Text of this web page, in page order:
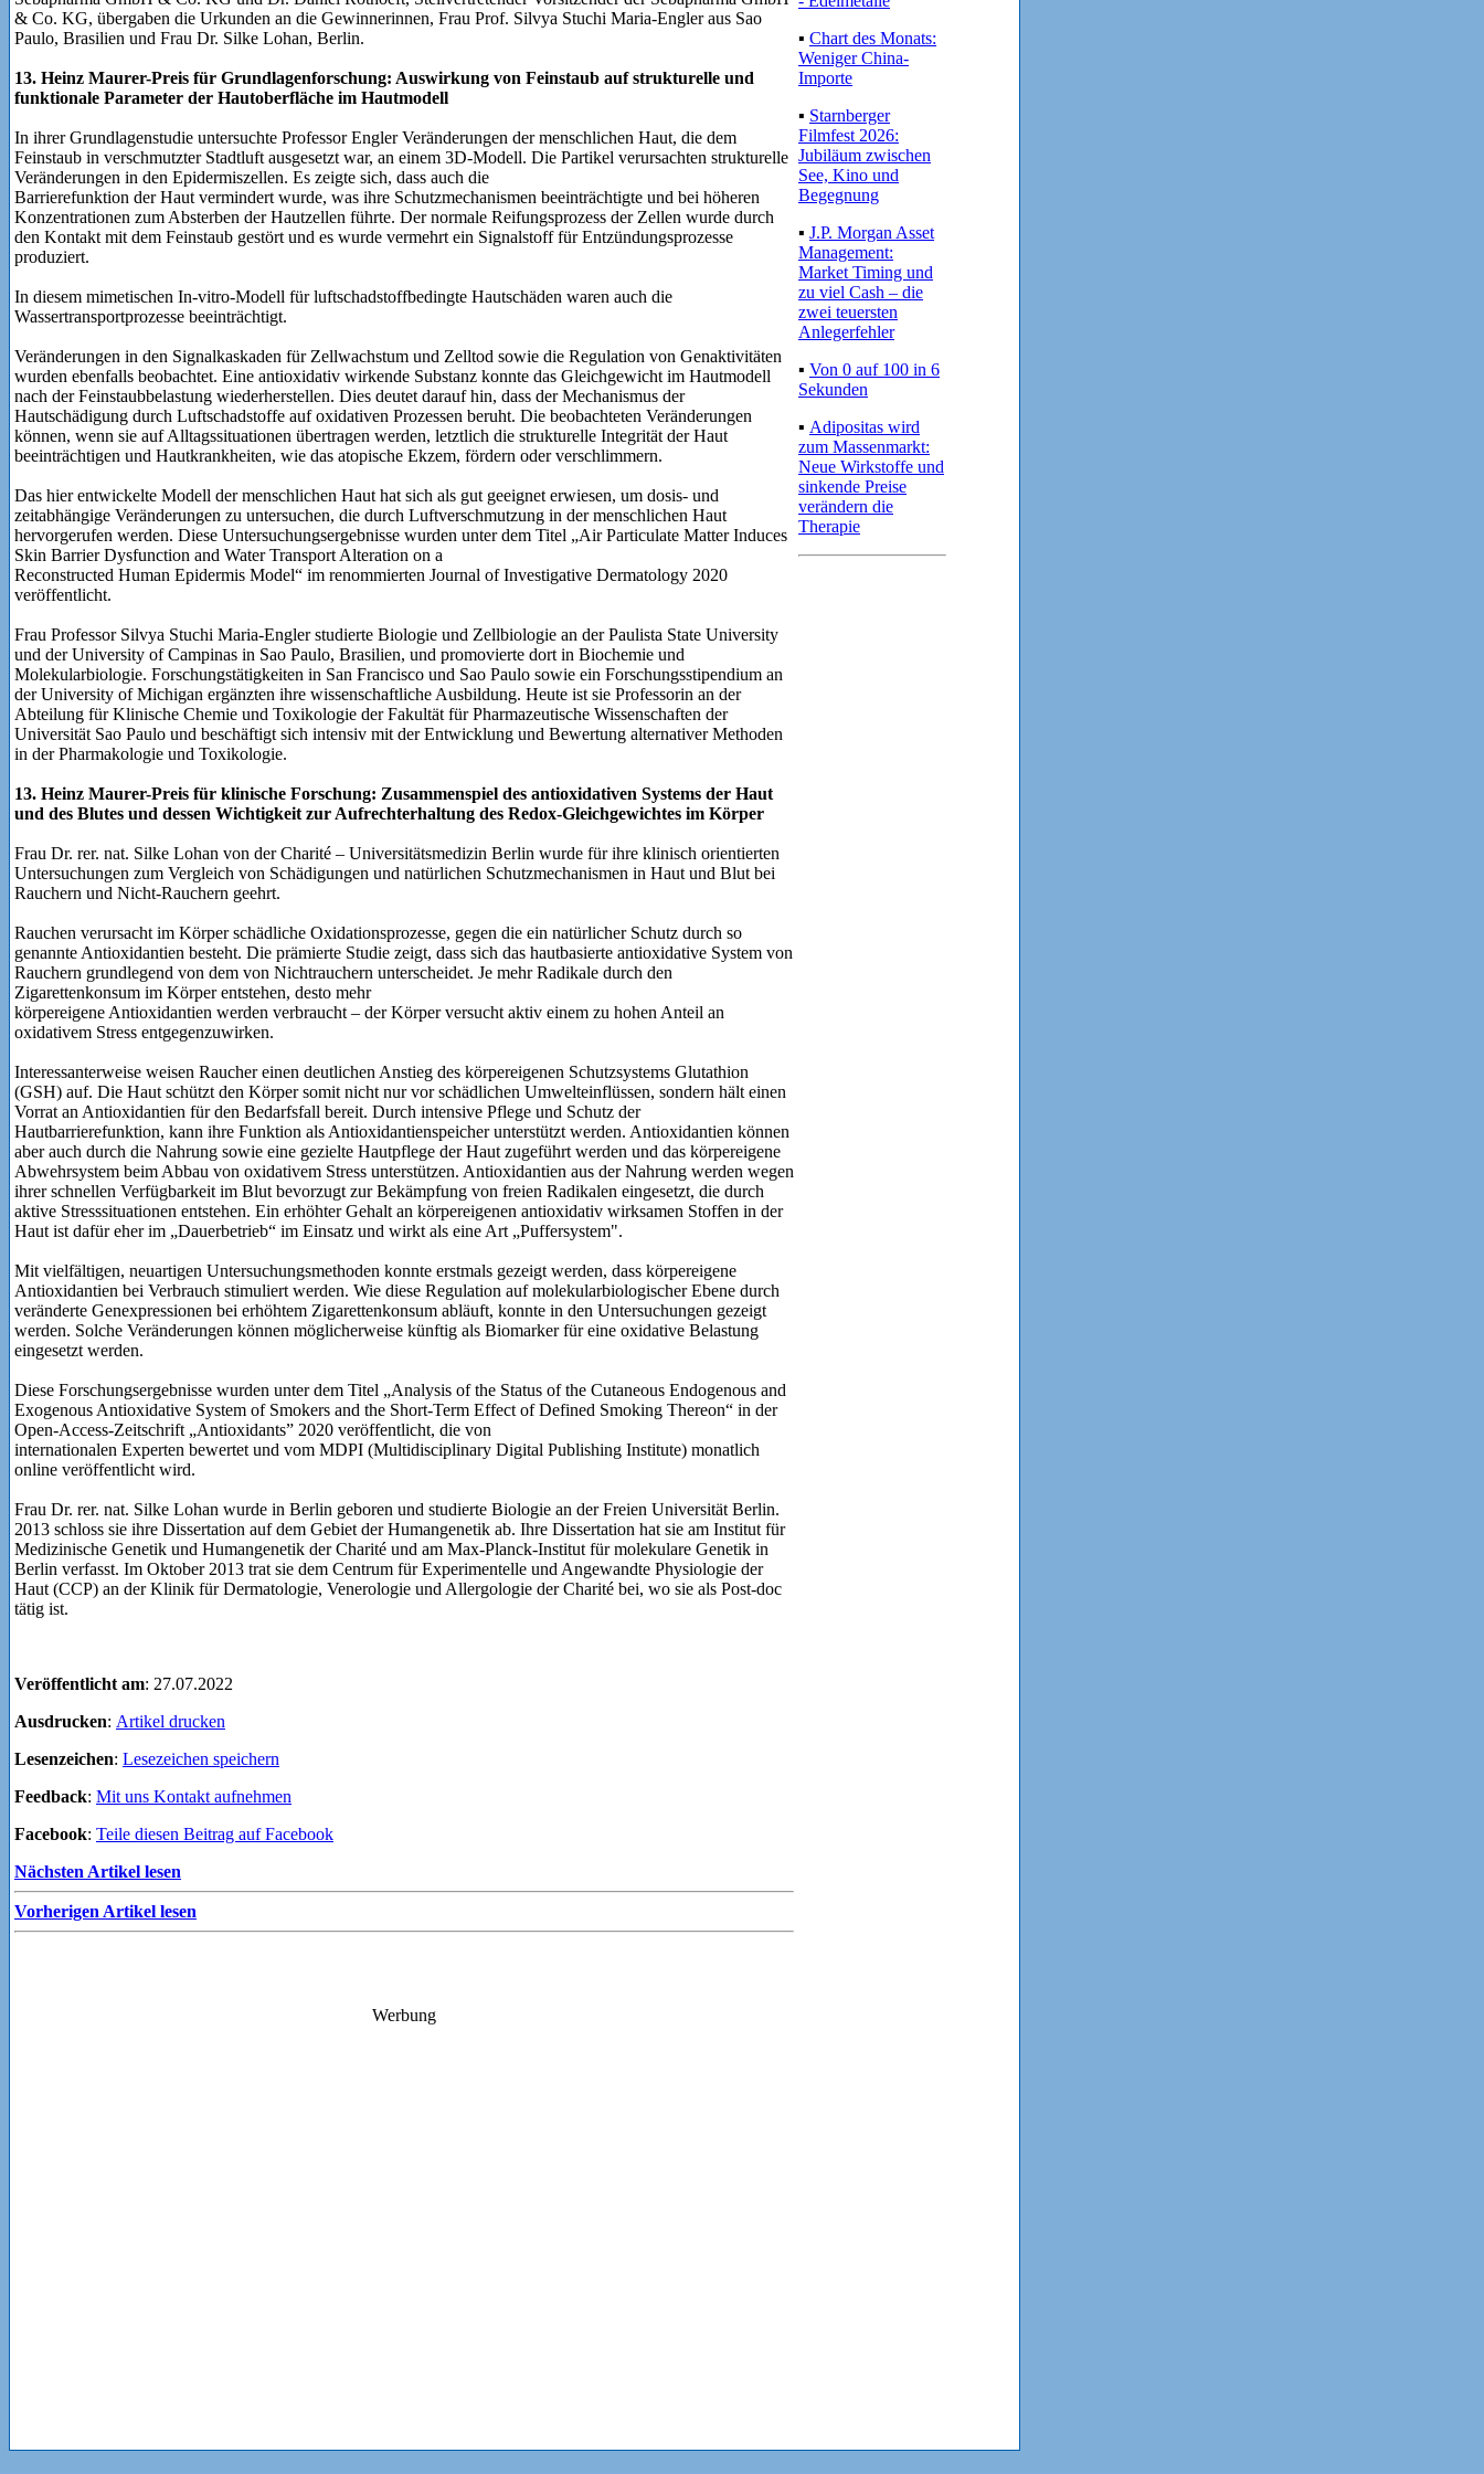
& Co. KG, übergaben die Urkunden an die Gewinnerinnen, Frau Prof. Silvya Stuchi Maria-Engler aus Sao
Paulo, Brasilien und Frau Dr. Silke Lohan, Berlin.
13. Heinz Maurer-Preis für Grundlagenforschung: Auswirkung von Feinstaub auf strukturelle und
funktionale Parameter der Hautoberfläche im Hautmodell
In ihrer Grundlagenstudie untersuchte Professor Engler Veränderungen der menschlichen Haut, die dem
Feinstaub in verschmutzter Stadtluft ausgesetzt war, an einem 3D-Modell. Die Partikel verursachten strukturelle
Veränderungen in den Epidermiszellen. Es zeigte sich, dass auch die
Barrierefunktion der Haut vermindert wurde, was ihre Schutzmechanismen beeinträchtigte und bei höheren
Konzentrationen zum Absterben der Hautzellen führte. Der normale Reifungsprozess der Zellen wurde durch
den Kontakt mit dem Feinstaub gestört und es wurde vermehrt ein Signalstoff für Entzündungsprozesse
produziert.
In diesem mimetischen In-vitro-Modell für luftschadstoffbedingte Hautschäden waren auch die
Wassertransportprozesse beeinträchtigt.
Veränderungen in den Signalkaskaden für Zellwachstum und Zelltod sowie die Regulation von Genaktivitäten
wurden ebenfalls beobachtet. Eine antioxidativ wirkende Substanz konnte das Gleichgewicht im Hautmodell
nach der Feinstaubbelastung wiederherstellen. Dies deutet darauf hin, dass der Mechanismus der
Hautschädigung durch Luftschadstoffe auf oxidativen Prozessen beruht. Die beobachteten Veränderungen
können, wenn sie auf Alltagssituationen übertragen werden, letztlich die strukturelle Integrität der Haut
beeinträchtigen und Hautkrankheiten, wie das atopische Ekzem, fördern oder verschlimmern.
Das hier entwickelte Modell der menschlichen Haut hat sich als gut geeignet erwiesen, um dosis- und
zeitabhängige Veränderungen zu untersuchen, die durch Luftverschmutzung in der menschlichen Haut
hervorgerufen werden. Diese Untersuchungsergebnisse wurden unter dem Titel „Air Particulate Matter Induces
Skin Barrier Dysfunction and Water Transport Alteration on a
Reconstructed Human Epidermis Model“ im renommierten Journal of Investigative Dermatology 2020
veröffentlicht.
Frau Professor Silvya Stuchi Maria-Engler studierte Biologie und Zellbiologie an der Paulista State University
und der University of Campinas in Sao Paulo, Brasilien, und promovierte dort in Biochemie und
Molekularbiologie. Forschungstätigkeiten in San Francisco und Sao Paulo sowie ein Forschungsstipendium an
der University of Michigan ergänzten ihre wissenschaftliche Ausbildung. Heute ist sie Professorin an der
Abteilung für Klinische Chemie und Toxikologie der Fakultät für Pharmazeutische Wissenschaften der
Universität Sao Paulo und beschäftigt sich intensiv mit der Entwicklung und Bewertung alternativer Methoden
in der Pharmakologie und Toxikologie.
13. Heinz Maurer-Preis für klinische Forschung: Zusammenspiel des antioxidativen Systems der Haut
und des Blutes und dessen Wichtigkeit zur Aufrechterhaltung des Redox-Gleichgewichtes im Körper
Frau Dr. rer. nat. Silke Lohan von der Charité – Universitätsmedizin Berlin wurde für ihre klinisch orientierten
Untersuchungen zum Vergleich von Schädigungen und natürlichen Schutzmechanismen in Haut und Blut bei
Rauchern und Nicht-Rauchern geehrt.
Rauchen verursacht im Körper schädliche Oxidationsprozesse, gegen die ein natürlicher Schutz durch so
genannte Antioxidantien besteht. Die prämierte Studie zeigt, dass sich das hautbasierte antioxidative System von
Rauchern grundlegend von dem von Nichtrauchern unterscheidet. Je mehr Radikale durch den
Zigarettenkonsum im Körper entstehen, desto mehr
körpereigene Antioxidantien werden verbraucht – der Körper versucht aktiv einem zu hohen Anteil an
oxidativem Stress entgegenzuwirken.
Interessanterweise weisen Raucher einen deutlichen Anstieg des körpereigenen Schutzsystems Glutathion
(GSH) auf. Die Haut schützt den Körper somit nicht nur vor schädlichen Umwelteinflüssen, sondern hält einen
Vorrat an Antioxidantien für den Bedarfsfall bereit. Durch intensive Pflege und Schutz der
Hautbarrierefunktion, kann ihre Funktion als Antioxidantienspeicher unterstützt werden. Antioxidantien können
aber auch durch die Nahrung sowie eine gezielte Hautpflege der Haut zugeführt werden und das körpereigene
Abwehrsystem beim Abbau von oxidativem Stress unterstützen. Antioxidantien aus der Nahrung werden wegen
ihrer schnellen Verfügbarkeit im Blut bevorzugt zur Bekämpfung von freien Radikalen eingesetzt, die durch
aktive Stresssituationen entstehen. Ein erhöhter Gehalt an körpereigenen antioxidativ wirksamen Stoffen in der
Haut ist dafür eher im „Dauerbetrieb“ im Einsatz und wirkt als eine Art „Puffersystem".
Mit vielfältigen, neuartigen Untersuchungsmethoden konnte erstmals gezeigt werden, dass körpereigene
Antioxidantien bei Verbrauch stimuliert werden. Wie diese Regulation auf molekularbiologischer Ebene durch
veränderte Genexpressionen bei erhöhtem Zigarettenkonsum abläuft, konnte in den Untersuchungen gezeigt
werden. Solche Veränderungen können möglicherweise künftig als Biomarker für eine oxidative Belastung
eingesetzt werden.
Diese Forschungsergebnisse wurden unter dem Titel „Analysis of the Status of the Cutaneous Endogenous and
Exogenous Antioxidative System of Smokers and the Short-Term Effect of Defined Smoking Thereon“ in der
Open-Access-Zeitschrift „Antioxidants” 2020 veröffentlicht, die von
internationalen Experten bewertet und vom MDPI (Multidisciplinary Digital Publishing Institute) monatlich
online veröffentlicht wird.
Frau Dr. rer. nat. Silke Lohan wurde in Berlin geboren und studierte Biologie an der Freien Universität Berlin.
2013 schloss sie ihre Dissertation auf dem Gebiet der Humangenetik ab. Ihre Dissertation hat sie am Institut für
Medizinische Genetik und Humangenetik der Charité und am Max-Planck-Institut für molekulare Genetik in
Berlin verfasst. Im Oktober 2013 trat sie dem Centrum für Experimentelle und Angewandte Physiologie der
Haut (CCP) an der Klinik für Dermatologie, Venerologie und Allergologie der Charité bei, wo sie als Post-doc
tätig ist.
Veröffentlicht am: 27.07.2022
Ausdrucken: Artikel drucken
Lesenzeichen: Lesezeichen speichern
Feedback: Mit uns Kontakt aufnehmen
Facebook: Teile diesen Beitrag auf Facebook
Nächsten Artikel lesen
Vorherigen Artikel lesen
▪ Chart des Monats:
Weniger China-
Importe
▪ Starnberger
Filmfest 2026:
Jubiläum zwischen
See, Kino und
Begegnung
▪ J.P. Morgan Asset
Management:
Market Timing und
zu viel Cash – die
zwei teuersten
Anlegerfehler
▪ Von 0 auf 100 in 6
Sekunden
▪ Adipositas wird
zum Massenmarkt:
Neue Wirkstoffe und
sinkende Preise
verändern die
Therapie
Werbung